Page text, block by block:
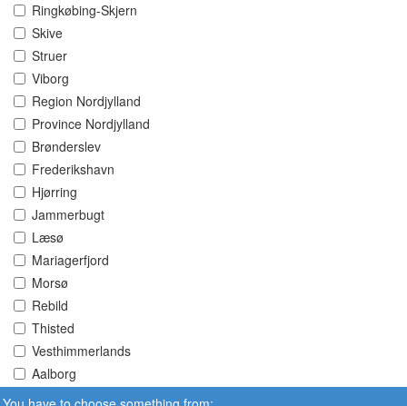
Ringkøbing-Skjern
Skive
Struer
Viborg
Region Nordjylland
Province Nordjylland
Brønderslev
Frederikshavn
Hjørring
Jammerbugt
Læsø
Mariagerfjord
Morsø
Rebild
Thisted
Vesthimmerlands
Aalborg